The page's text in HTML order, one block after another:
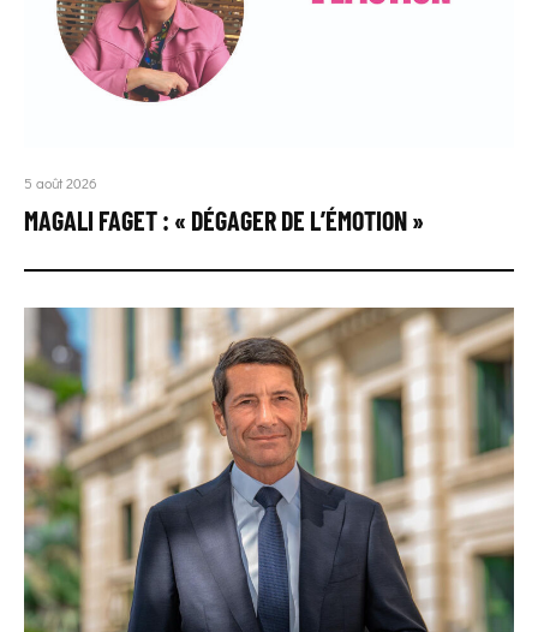
5 août 2026
MAGALI FAGET : « DÉGAGER DE L’ÉMOTION »